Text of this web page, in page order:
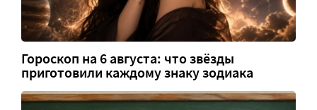
Гороскоп на 6 августа: что звёзды
приготовили каждому знаку зодиака